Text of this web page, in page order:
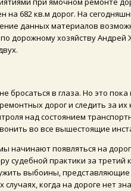
682 кв.м дорог. На
данных материалов
дорожному хозяйству
в глаза. Но это
дорог и следить за
над состоянием
во все вышестоящие
начинают появляться на
судебной практики за
выбоины,
когда на дороге нет